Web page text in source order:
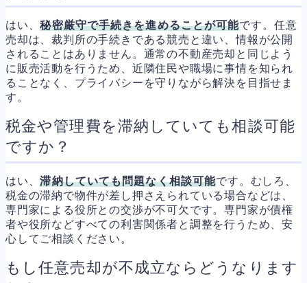
はい、秘密厳守で手続きを進めることが可能です。任意
売却は、裁判所の手続きである競売と違い、情報が公開
されることはありません。通常の不動産売却と同じよう
に販売活動を行うため、近隣住民や職場に事情を知られ
ることなく、プライバシーを守りながら解決を目指せま
す。
税金や管理費を滞納していても相談可能
ですか？
はい、滞納していても問題なく相談可能です。むしろ、
税金の滞納で物件が差し押さえられている場合などは、
専門家による役所との交渉が不可欠です。専門家が債権
者や役所などすべての利害関係者と調整を行うため、安
心してご相談ください。
もし任意売却が不成立ならどうなります